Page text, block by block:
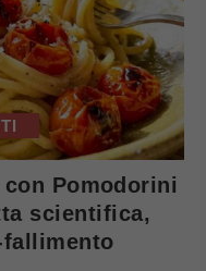
Pomodorini
scientifica,
fallimento